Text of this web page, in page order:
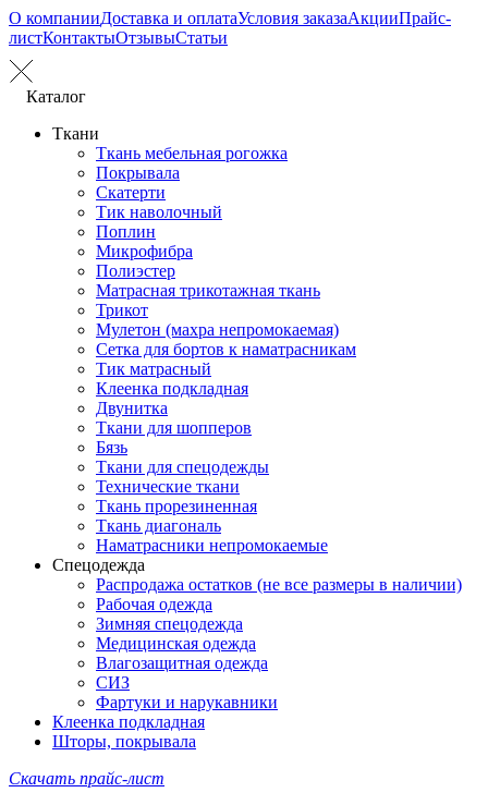
О компанииДоставка и оплатаУсловия заказаАкцииПрайс-
листКонтактыОтзывыСтатьи
Каталог
Ткани
Ткань мебельная рогожка
Покрывала
Скатерти
Тик наволочный
Поплин
Микрофибра
Полиэстер
Матрасная трикотажная ткань
Трикот
Мулетон (махра непромокаемая)
Сетка для бортов к наматрасникам
Тик матрасный
Клеенка подкладная
Двунитка
Ткани для шопперов
Бязь
Ткани для спецодежды
Технические ткани
Ткань прорезиненная
Ткань диагональ
Наматрасники непромокаемые
Спецодежда
Распродажа остатков (не все размеры в наличии)
Рабочая одежда
Зимняя спецодежда
Медицинская одежда
Влагозащитная одежда
СИЗ
Фартуки и нарукавники
Клеенка подкладная
Шторы, покрывала
Скачать прайс-лист